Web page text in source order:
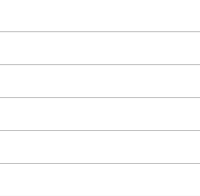
객 이용시설업 현황
파크업 현황